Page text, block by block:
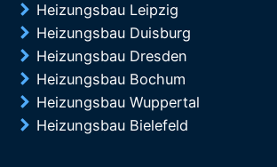
Heizungsbau Leipzig
Heizungsbau Duisburg
Heizungsbau Dresden
Heizungsbau Bochum
Heizungsbau Wuppertal
Heizungsbau Bielefeld